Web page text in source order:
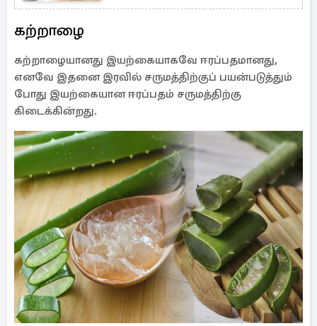
கற்றாழை
கற்றாழையானது இயற்கையாகவே ஈரப்பதமானது,
எனவே இதனை இரவில் சருமத்திற்குப் பயன்படுத்தும்
போது இயற்கையான ஈரப்பதம் சருமத்திற்கு
கிடைக்கின்றது.